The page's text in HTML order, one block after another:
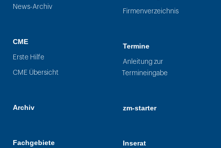
News-Archiv
CME
Erste Hilfe
CME Übersicht
Archiv
Fachgebiete
Firmenverzeichnis
Termine
Anleitung zur
Termineingabe
zm-starter
Inserat